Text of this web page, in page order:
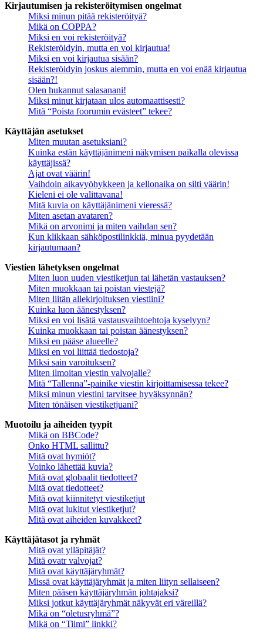
Kirjautumisen ja rekisteröitymisen ongelmat
Miksi minun pitää rekisteröityä?
Mikä on COPPA?
Miksi en voi rekisteröityä?
Rekisteröidyin, mutta en voi kirjautua!
Miksi en voi kirjautua sisään?
Rekisteröidyin joskus aiemmin, mutta en voi enää kirjautua
sisään?!
Olen hukannut salasanani!
Miksi minut kirjataan ulos automaattisesti?
Mitä “Poista foorumin evästeet” tekee?
Käyttäjän asetukset
Miten muutan asetuksiani?
Kuinka estän käyttäjänimeni näkymisen paikalla olevissa
käyttäjissä?
Ajat ovat väärin!
Vaihdoin aikavyöhykkeen ja kellonaika on silti väärin!
Kieleni ei ole valittavana!
Mitä kuvia on käyttäjänimeni vieressä?
Miten asetan avataren?
Mikä on arvonimi ja miten vaihdan sen?
Kun klikkaan sähköpostilinkkiä, minua pyydetään
kirjautumaan?
Viestien lähetyksen ongelmat
Miten luon uuden viestiketjun tai lähetän vastauksen?
Miten muokkaan tai poistan viestejä?
Miten liitän allekirjoituksen viestiini?
Kuinka luon äänestyksen?
Miksi en voi lisätä vastausvaihtoehtoja kyselyyn?
Kuinka muokkaan tai poistan äänestyksen?
Miksi en pääse alueelle?
Miksi en voi liittää tiedostoja?
Miksi sain varoituksen?
Miten ilmoitan viestin valvojalle?
Mitä “Tallenna”-painike viestin kirjoittamisessa tekee?
Miksi minun viestini tarvitsee hyväksynnän?
Miten tönäisen viestiketjuani?
Muotoilu ja aiheiden tyypit
Mikä on BBCode?
Onko HTML sallittu?
Mitä ovat hymiöt?
Voinko lähettää kuvia?
Mitä ovat globaalit tiedotteet?
Mitä ovat tiedotteet?
Mitä ovat kiinnitetyt viestiketjut
Mitä ovat lukitut viestiketjut?
Mitä ovat aiheiden kuvakkeet?
Käyttäjätasot ja ryhmät
Mitä ovat ylläpitäjät?
Mitä ovatr valvojat?
Mitä ovat käyttäjäryhmät?
Missä ovat käyttäjäryhmät ja miten liityn sellaiseen?
Miten pääsen käyttäjäryhmän johtajaksi?
Miksi jotkut käyttäjäryhmät näkyvät eri väreillä?
Mikä on “oletusryhmä”?
Mikä on “Tiimi” linkki?